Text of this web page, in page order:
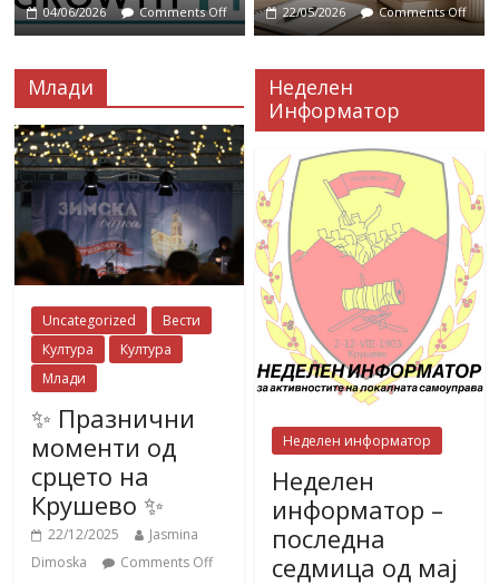
04/06/2026 Comments Off 22/05/2026 Comments Off
Млади
Uncategorized
Вести
Култура
Култура
Млади
✨ Празнични
моменти од
срцето на
Крушево ✨
22/12/2025
Jasmina
Dimoska
Comments Off
Неделен
Информатор
Неделен информатор
Неделен
информатор –
последна
седмица од мај